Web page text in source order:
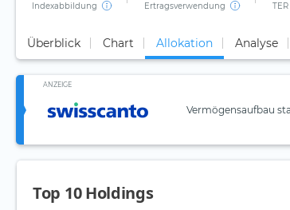
Indexabbildung Ertragsverwendung TER
Überblick Chart Allokation Analyse
ANZEIGE
Vermögensaufbau
Top 10 Holdings